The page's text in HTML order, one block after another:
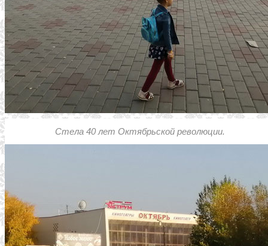
Стела 40 лет Октябрьской революции.